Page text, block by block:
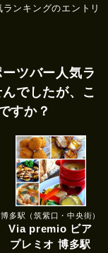
ンキングのエントリ
ツバー人気ラ
でしたが、こ
すか？
博多駅（筑紫口・中央街）
Via premio ビア
プレミオ 博多駅